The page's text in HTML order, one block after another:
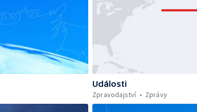
Události
Zpravodajství
Zprávy